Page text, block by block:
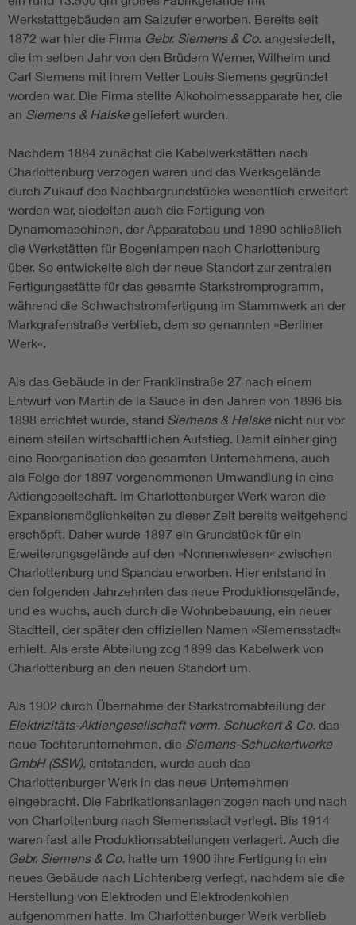
Werkstattgebäuden am Salzufer erworben. Bereits seit
1872 war hier die Firma Gebr. Siemens & Co. angesiedelt,
die im selben Jahr von den Brüdern Werner, Wilhelm und
Carl Siemens mit ihrem Vetter Louis Siemens gegründet
worden war. Die Firma stellte Alkoholmessapparate her, die
an Siemens & Halskegeliefert wurden.
Nachdem 1884 zunächst die Kabelwerkstätten nach
Charlottenburg verzogen waren und das Werksgelände
durch Zukauf des Nachbargrundstücks wesentlich erweitert
worden war, siedelten auch die Fertigung von
Dynamomaschinen, der Apparatebau und 1890 schließlich
die Werkstätten für Bogenlampen nach Charlottenburg
über. So entwickelte sich der neue Standort zur zentralen
Fertigungsstätte für das gesamte Starkstromprogramm,
während die Schwachstromfertigung im Stammwerk an der
Markgrafenstraße verblieb, dem so genannten »Berliner
Werk«.
Als das Gebäude in der Franklinstraße 27 nach einem
Entwurf von Martin de la Sauce in den Jahren von 1896 bis
1898 errichtet wurde, stand Siemens & Halskenicht nur vor
einem steilen wirtschaftlichen Aufstieg. Damit einher ging
eine Reorganisation des gesamten Unternehmens, auch
als Folge der 1897 vorgenommenen Umwandlung in eine
Aktiengesellschaft. Im Charlottenburger Werk waren die
Expansionsmöglichkeiten zu dieser Zeit bereits weitgehend
erschöpft. Daher wurde 1897 ein Grundstück für ein
Erweiterungsgelände auf den »Nonnenwiesen« zwischen
Charlottenburg und Spandau erworben. Hier entstand in
den folgenden Jahrzehnten das neue Produktionsgelände,
und es wuchs, auch durch die Wohnbebauung, ein neuer
Stadtteil, der später den offiziellen Namen »Siemensstadt«
erhielt. Als erste Abteilung zog 1899 das Kabelwerk von
Charlottenburg an den neuen Standort um.
Als 1902 durch Übernahme der Starkstromabteilung der
Elektrizitäts-Aktiengesellschaft vorm. Schuckert & Co. das
neue Tochterunternehmen, die Siemens-Schuckertwerke
GmbH (SSW), entstanden, wurde auch das
Charlottenburger Werk in das neue Unternehmen
eingebracht. Die Fabrikationsanlagen zogen nach und nach
von Charlottenburg nach Siemensstadt verlegt. Bis 1914
waren fast alle Produktionsabteilungen verlagert. Auch die
Gebr. Siemens & Co. hatte um 1900 ihre Fertigung in ein
neues Gebäude nach Lichtenberg verlegt, nachdem sie die
Herstellung von Elektroden und Elektrodenkohlen
aufgenommen hatte. Im Charlottenburger Werk verblieb